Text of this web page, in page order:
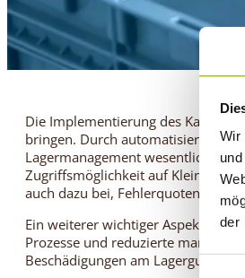
Wir
der
Die Implementierung des Kardex-
bringen. Durch automatisierte
Lagermanagement wesentlich
Zugriffsmöglichkeit auf Kleinteile
auch dazu bei, Fehlerquoten zu
Ein weiterer wichtiger Aspekt
Prozesse und reduzierte manuelle
Beschädigungen am Lagergut